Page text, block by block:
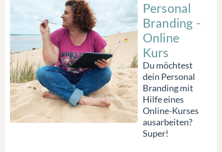
Personal
Branding -
Online
Kurs
Du möchtest
dein Personal
Branding mit
Hilfe eines
Online-Kurses
ausarbeiten?
Super!